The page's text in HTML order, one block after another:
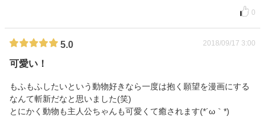
0
5.0 2018/09/17 3:00
可愛い！
もふもふしたいという動物好きなら一度は抱く願望を漫画にする
なんて斬新だなと思いました(笑)
とにかく動物も主人公ちゃんも可愛くて癒されます(*´ω｀*)